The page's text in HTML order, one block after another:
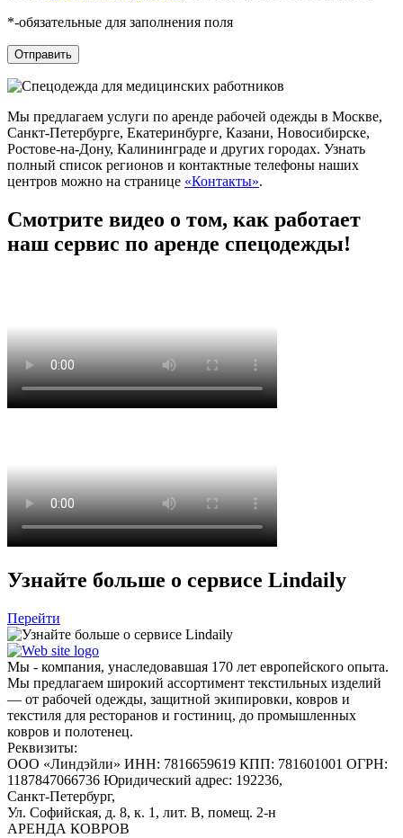
*-обязательные для заполнения поля
Мы предлагаем услуги по аренде рабочей одежды в Москве,
Санкт-Петербурге, Екатеринбурге, Казани, Новосибирске,
Ростове-на-Дону, Калининграде и других городах. Узнать
полный список регионов и контактные телефоны наших
центров можно на странице «Контакты».
Смотрите видео о том, как работает
наш сервис по аренде спецодежды!
Узнайте больше о сервисе Lindaily
Перейти
Мы - компания, унаследовавшая 170 лет европейского опыта.
Мы предлагаем широкий ассортимент текстильных изделий
— от рабочей одежды, защитной экипировки, ковров и
текстиля для ресторанов и гостиниц, до промышленных
ковров и полотенец.
Реквизиты:
ООО «Линдэйли» ИНН: 7816659619 КПП: 781601001 ОГРН:
1187847066736 Юридический адрес: 192236,
Санкт-Петербург,
Ул. Софийская, д. 8, к. 1, лит. В, помещ. 2-н
АРЕНДА КОВРОВ